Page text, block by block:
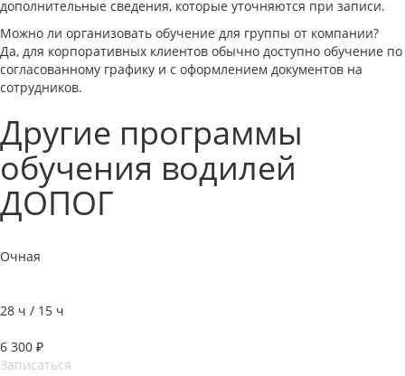
дополнительные сведения, которые уточняются при записи.
Можно ли организовать обучение для группы от компании?
Да, для корпоративных клиентов обычно доступно обучение по
согласованному графику и с оформлением документов на
сотрудников.
Другие программы
обучения водилей
ДОПОГ
Очная
28 ч / 15 ч
6 300 ₽
Записаться